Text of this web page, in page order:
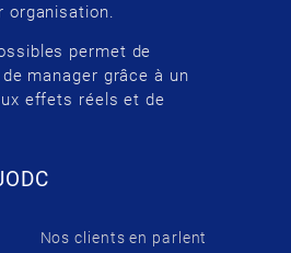
organisation.
permet de
manager grâce à un
effets réels et de
Nos clients en parlent